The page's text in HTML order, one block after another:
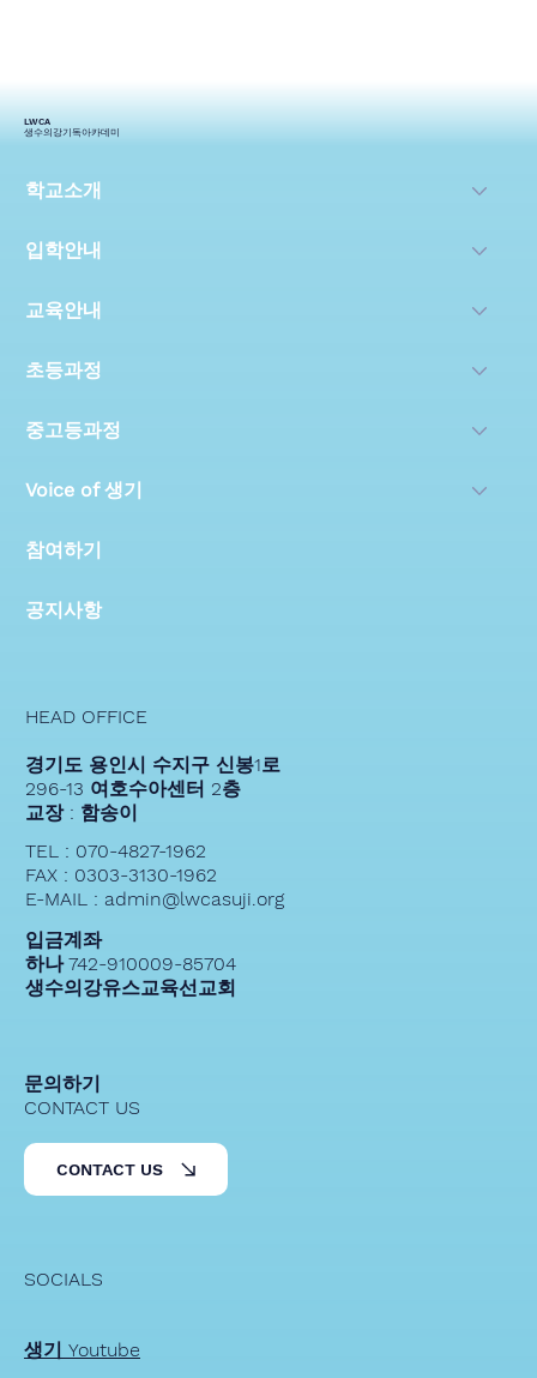
2024생기_상반기 스토리
LWCA
생수의강기독아카데미
학교소개
입학안내
교육안내
초등과정
중고등과정
Voice of 생기
참여하기
공지사항
HEAD OFFICE
경기도 용인시 수지구 신봉1로
296-13 여호수아센터 2층
교장 : 함송이
TEL : 070-4827-1962
FAX : 0303-3130-1962
E-MAIL : admin@lwcasuji.org
입금계좌
하나 742-910009-85704
생수의강유스교육선교회
SOCIALS
생기 Youtube
문의하기
CONTACT US
CONTACT US